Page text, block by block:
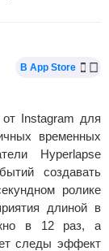
В App Store
Instagram для
временных
Hyperlapse
создавать
ролике
длиной в
в 12 раз, а
следы эффект